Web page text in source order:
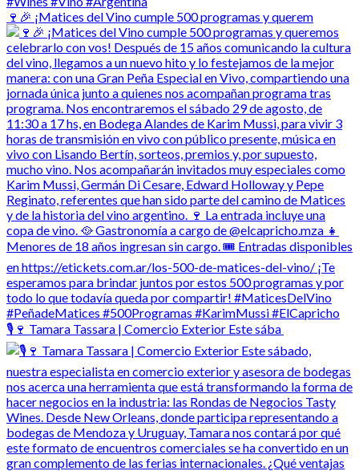
🍷🎉 ¡Matices del Vino cumple 500 programas y querem
🎙️🍷 Tamara Tassara | Comercio Exterior Este sába